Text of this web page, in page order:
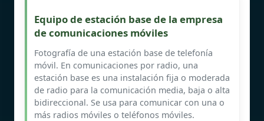
Equipo de estación base de la empresa
de comunicaciones móviles
Fotografía de una estación base de telefonía
móvil. En comunicaciones por radio, una
estación base es una instalación fija o moderada
de radio para la comunicación media, baja o alta
bidireccional. Se usa para comunicar con una o
más radios móviles o teléfonos móviles.